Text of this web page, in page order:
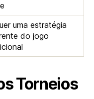
uma estratégia
do jogo
Torneios